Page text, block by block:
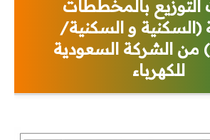
كورسات تيار خفيف
مقالات
توزيع كهربي
بالمخططات
(السكنية و السكنية/
من الشركة السعودية
للكهرباء